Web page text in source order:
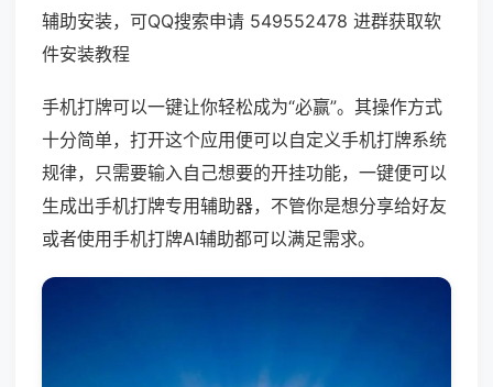
辅助安装，可QQ搜索申请 549552478 进群获取软
件安装教程
手机打牌可以一键让你轻松成为“必赢”。其操作方式
十分简单，打开这个应用便可以自定义手机打牌系统
规律，只需要输入自己想要的开挂功能，一键便可以
生成出手机打牌专用辅助器，不管你是想分享给好友
或者使用手机打牌AI辅助都可以满足需求。